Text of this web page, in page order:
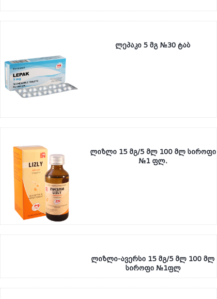
ლეპაკი 5 მგ №30 ტაბ
ლიზლი 15 მგ/5 მლ 100 მლ სიროფი
№1 ფლ.
ლიზლი-ავერსი 15 მგ/5 მლ 100 მლ
სიროფი №1ფლ